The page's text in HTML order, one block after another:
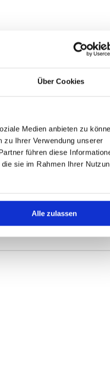
Über Cookies
Medien anbieten zu
zu Ihrer Verwendung unserer
führen diese
sie im Rahmen Ihrer
Alle zulassen
Anwendungsfälle in